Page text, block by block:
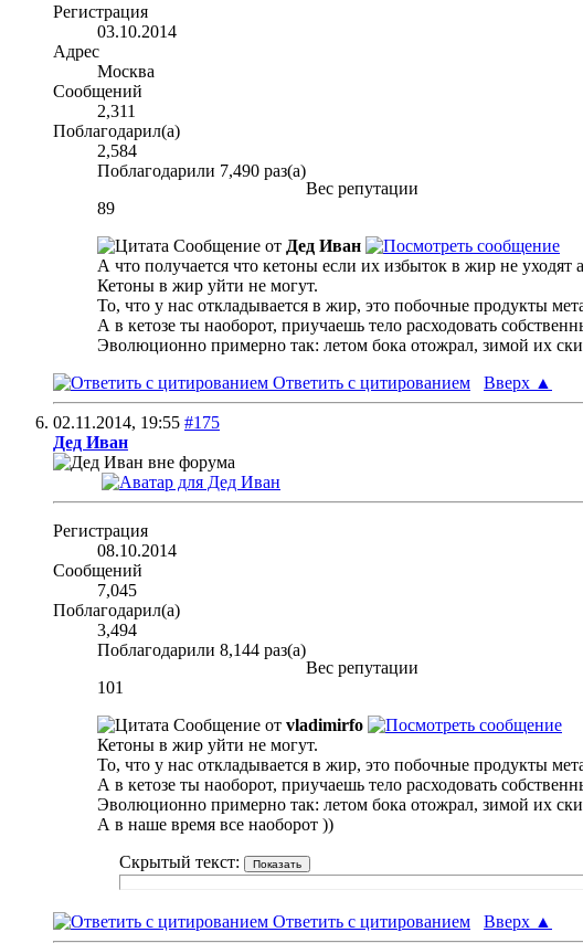
Регистрация
03.10.2014
Адрес
Москва
Сообщений
2,311
Поблагодарил(а)
2,584
Поблагодарили 7,490 раз(а)
Вес репутации
89
Сообщение от Дед Иван
А что получается что кетоны если их избыток в жир не уходят
Кетоны в жир уйти не могут.
То, что у нас откладывается в жир, это побочные продукты
А в кетозе ты наоборот, приучаешь тело расходовать
Эволюционно примерно так: летом бока отожрал, зимой их
Ответить с цитированием
Вверх ▲
02.11.2014, 19:55 #175
Дед Иван
Регистрация
08.10.2014
Сообщений
7,045
Поблагодарил(а)
3,494
Поблагодарили 8,144 раз(а)
Вес репутации
101
Сообщение от vladimirfo
Кетоны в жир уйти не могут.
То, что у нас откладывается в жир, это побочные продукты
А в кетозе ты наоборот, приучаешь тело расходовать
Эволюционно примерно так: летом бока отожрал, зимой их
А в наше время все наоборот ))
Скрытый текст:
Ответить с цитированием Вверх ▲